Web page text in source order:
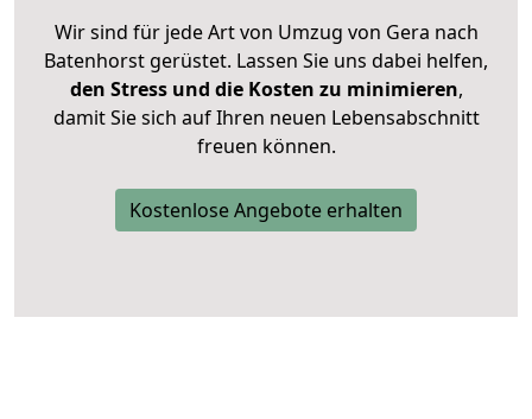
Wir sind für jede Art von Umzug von Gera nach
Batenhorst gerüstet. Lassen Sie uns dabei helfen,
den Stress und die Kosten zu minimieren,
damit Sie sich auf Ihren neuen Lebensabschnitt
freuen können.
Kostenlose Angebote erhalten